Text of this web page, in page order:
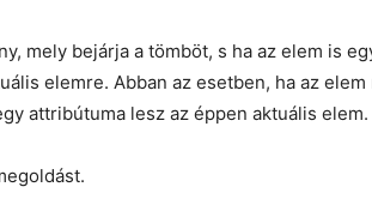
mely bejárja a tömböt, s ha az elem is
elemre. Abban az esetben, ha az
attribútuma lesz az éppen aktuális elem.